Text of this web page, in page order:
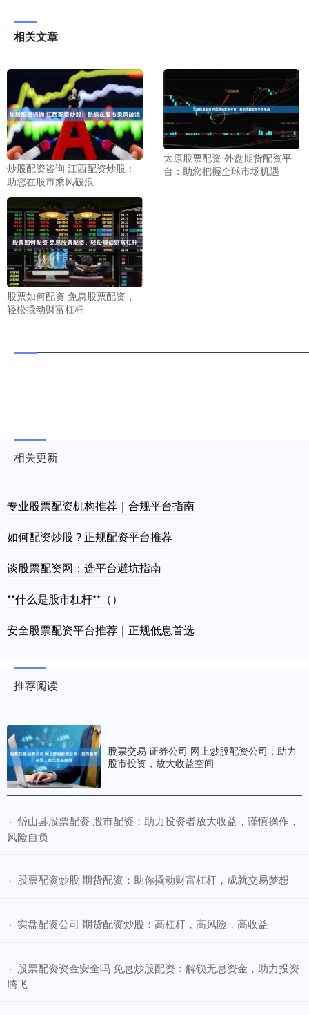
相关文章
炒股配资咨询 江西配资炒股：
助您在股市乘风破浪
太原股票配资 外盘期货配资平
台：助您把握全球市场机遇
股票如何配资 免息股票配资，
轻松撬动财富杠杆
相关更新
专业股票配资机构推荐｜合规平台指南
如何配资炒股？正规配资平台推荐
谈股票配资网：选平台避坑指南
**什么是股市杠杆**（）
安全股票配资平台推荐｜正规低息首选
推荐阅读
股票交易 证券公司 网上炒股配资公司：助力
股市投资，放大收益空间
· ​岱山县股票配资 股市配资：助力投资者放大收益，谨慎操作，
风险自负
· ​股票配资炒股 期货配资：助你撬动财富杠杆，成就交易梦想
· ​实盘配资公司 期货配资炒股：高杠杆，高风险，高收益
· ​股票配资资金安全吗 免息炒股配资：解锁无息资金，助力投资
腾飞